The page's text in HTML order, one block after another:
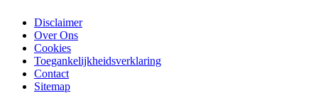
Disclaimer
Over Ons
Cookies
Toegankelijkheidsverklaring
Contact
Sitemap